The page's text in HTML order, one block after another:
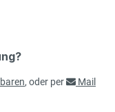
, oder per
Mail